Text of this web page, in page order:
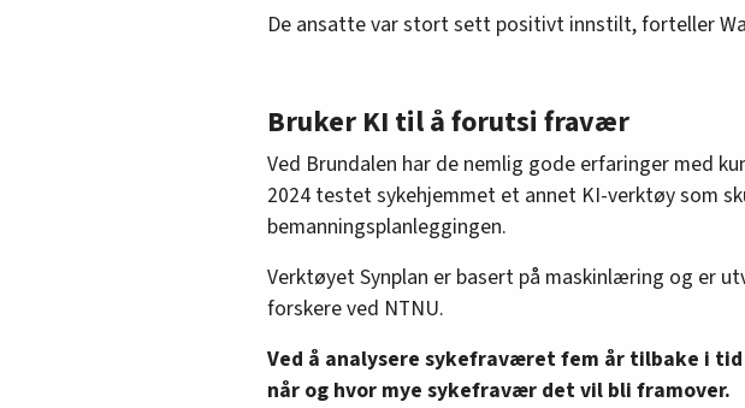
De ansatte var stort sett positivt innstilt, forteller
Bruker KI til å forutsi fravær
Ved Brundalen har de nemlig gode erfaringer med
2024 testet sykehjemmet et annet KI-verktøy som
bemanningsplanleggingen.
Verktøyet Synplan er basert på maskinlæring og er
forskere ved NTNU.
Ved å analysere sykefraværet fem år tilbake i
når og hvor mye sykefravær det vil bli framover.